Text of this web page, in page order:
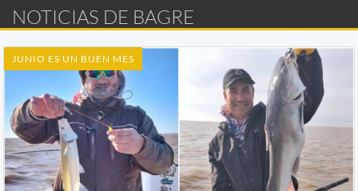
NOTICIAS DE BAGRE
JUNIO ES UN BUEN MES